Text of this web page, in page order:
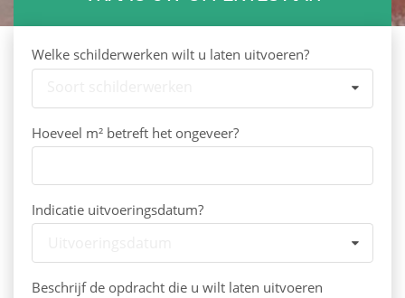
Welke schilderwerken wilt u laten uitvoeren?
Hoeveel m² betreft het ongeveer?
Indicatie uitvoeringsdatum?
Beschrijf de opdracht die u wilt laten uitvoeren